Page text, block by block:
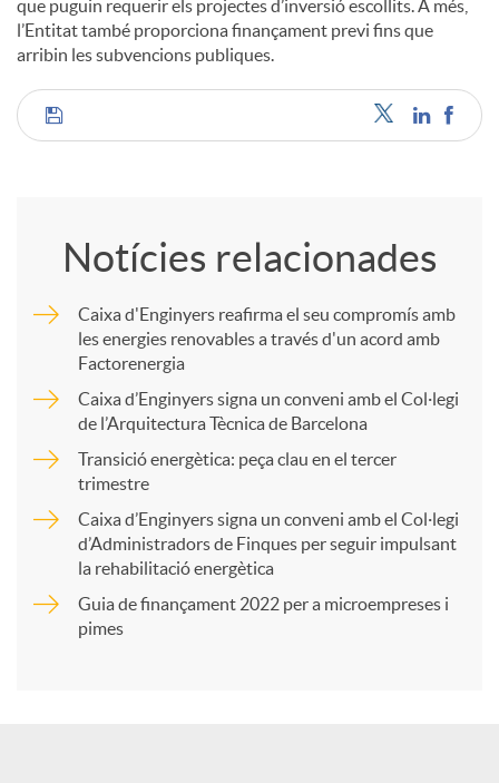
que puguin requerir els projectes d’inversió escollits. A més,
l’Entitat també proporciona finançament previ fins que
arribin les subvencions publiques.
C
m
r
Notícies relacionades
Caixa d'Enginyers reafirma el seu compromís amb
les energies renovables a través d'un acord amb
Factorenergia
Caixa d’Enginyers signa un conveni amb el Col·legi
de l’Arquitectura Tècnica de Barcelona
Transició energètica: peça clau en el tercer
trimestre
Caixa d’Enginyers signa un conveni amb el Col·legi
d’Administradors de Finques per seguir impulsant
la rehabilitació energètica
Guia de finançament 2022 per a microempreses i
pimes